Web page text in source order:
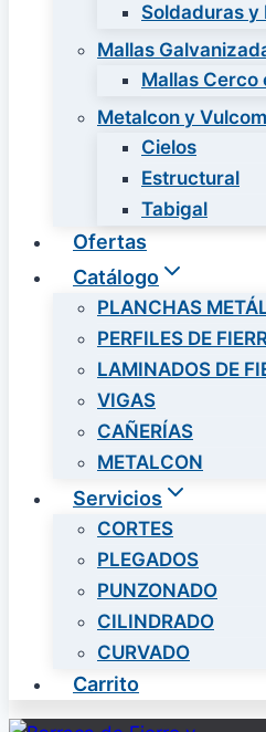
Soldaduras y
Mallas
Mallas
Metalcon y
Cielos
Estructural
Tabigal
Ofertas
Catálogo
PLANCHAS
PERFILES DE
LAMINADOS DE
VIGAS
CAÑERÍAS
METALCON
Servicios
CORTES
PLEGADOS
PUNZONADO
CILINDRADO
CURVADO
Carrito